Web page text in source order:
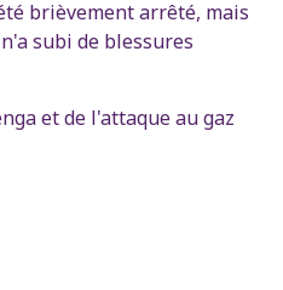
brièvement arrêté, mais
subi de blessures
et de l'attaque au gaz